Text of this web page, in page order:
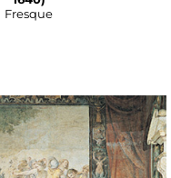
Fresque